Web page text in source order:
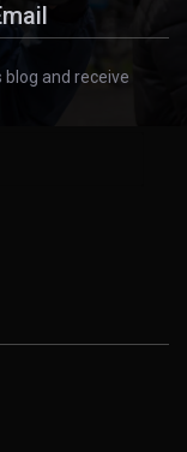
and receive